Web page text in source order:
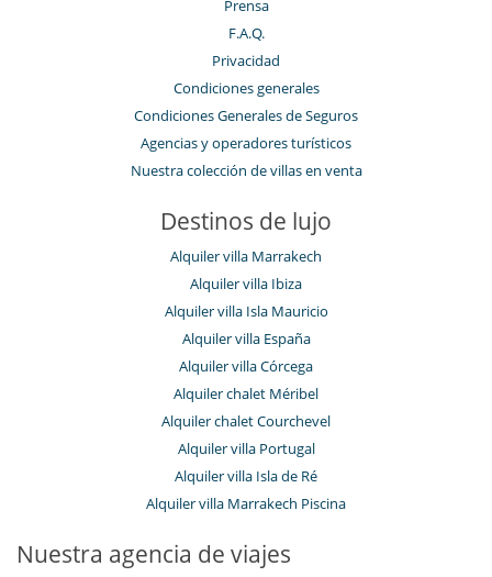
Prensa
F.A.Q.
Privacidad
Condiciones generales
Condiciones Generales de Seguros
Agencias y operadores turísticos
Nuestra colección de villas en venta
Destinos de lujo
Alquiler villa Marrakech
Alquiler villa Ibiza
Alquiler villa Isla Mauricio
Alquiler villa España
Alquiler villa Córcega
Alquiler chalet Méribel
Alquiler chalet Courchevel
Alquiler villa Portugal
Alquiler villa Isla de Ré
Alquiler villa Marrakech Piscina
Nuestra agencia de viajes